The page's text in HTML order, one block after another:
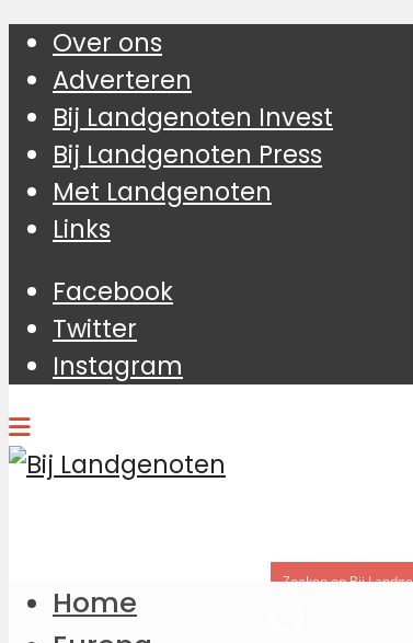
Over ons
Adverteren
Bij Landgenoten Invest
Bij Landgenoten Press
Met Landgenoten
Links
Facebook
Twitter
Instagram
Home